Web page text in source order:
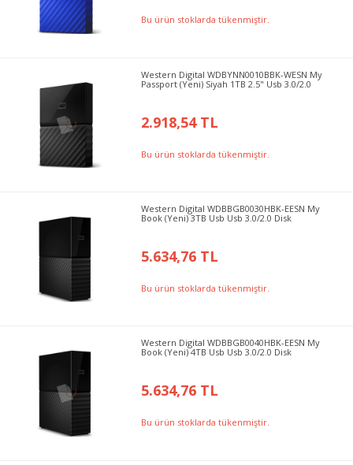
Bu ürün stoklarda tükenmiştir.
Western Digital WDBYNN0010BBK-WESN My
Passport (Yeni) Siyah 1TB 2.5" Usb 3.0/2.0
2.918,54 TL
Bu ürün stoklarda tükenmiştir.
Western Digital WDBBGB0030HBK-EESN My
Book (Yeni) 3TB Usb Usb 3.0/2.0 Disk
5.634,76 TL
Bu ürün stoklarda tükenmiştir.
Western Digital WDBBGB0040HBK-EESN My
Book (Yeni) 4TB Usb Usb 3.0/2.0 Disk
5.634,76 TL
Bu ürün stoklarda tükenmiştir.